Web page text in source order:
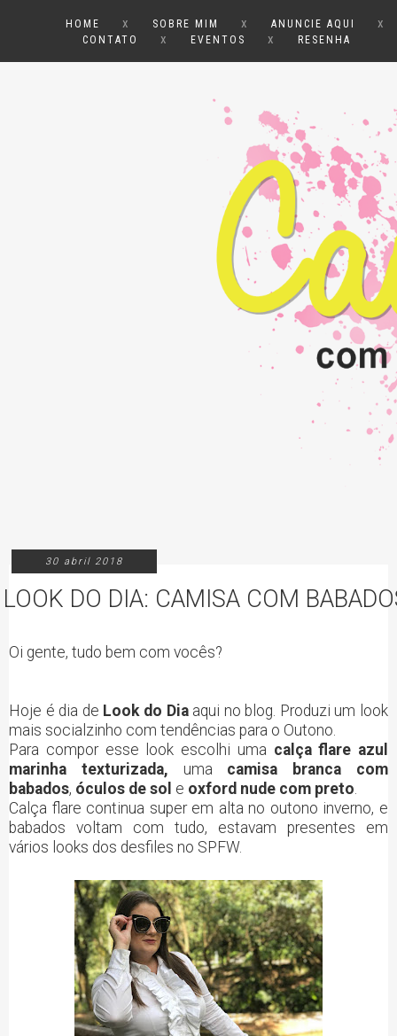
HOME x SOBRE MIM x ANUNCIE AQUI x
CONTATO x EVENTOS x RESENHA
30 abril 2018
LOOK DO DIA: CAMISA COM
Oi gente, tudo bem com vocês?
Hoje é dia de Look do Dia aqui no blog. Produzi um look
mais socialzinho com tendências para o Outono.
Para compor esse look escolhi uma calça flare azul
marinha texturizada, uma camisa branca com
babados, óculos de sol e oxford nude com preto
Calça flare continua super em alta no outono inverno, e
babados voltam com tudo, estavam presentes em
vários looks dos desfiles no SPFW.